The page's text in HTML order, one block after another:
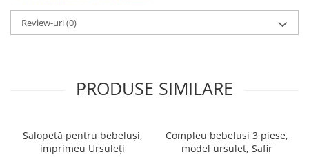
Review-uri(0)
PRODUSE SIMILARE
Salopetă pentru bebeluși,
imprimeu Ursuleți
Compleu bebelusi 3 piese,
model ursulet, Safir